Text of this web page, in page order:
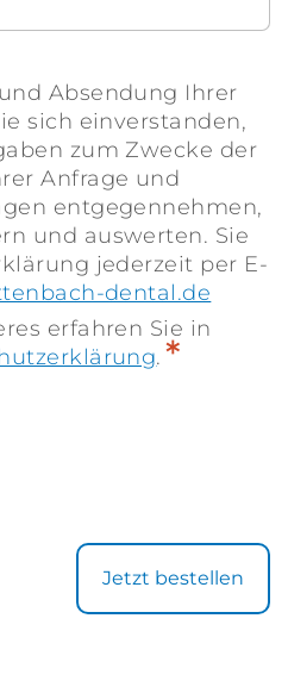
Absendung Ihrer
sich einverstanden,
zum Zwecke der
Anfrage und
entgegennehmen,
und auswerten. Sie
jederzeit per E-
dental.de
erfahren Sie in
. *
Jetzt bestellen